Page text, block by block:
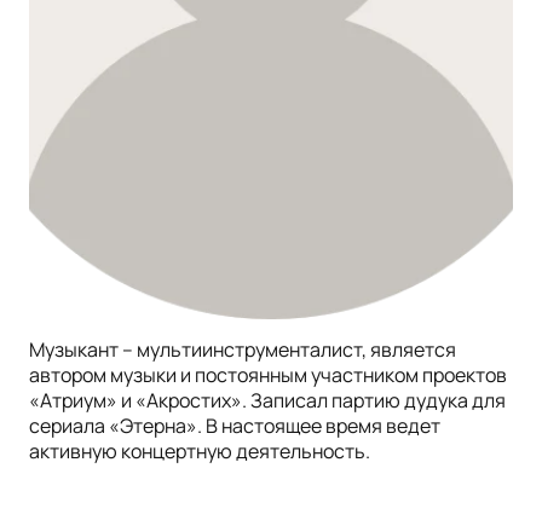
Музыкант – мультиинструменталист, является
автором музыки и постоянным участником проектов
«Атриум» и «Акростих». Записал партию дудука для
сериала «Этерна». В настоящее время ведет
активную концертную деятельность.